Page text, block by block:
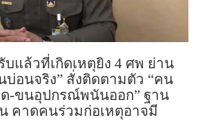
บแล้วที่เกิดเหตุยิง 4 ศพ ย่าน
บ่อนจริง” สั่งติดตามตัว “คน
ด-ขนอุปกรณ์พนันออก” ฐาน
คาดคนร่วมก่อเหตุอาจมี